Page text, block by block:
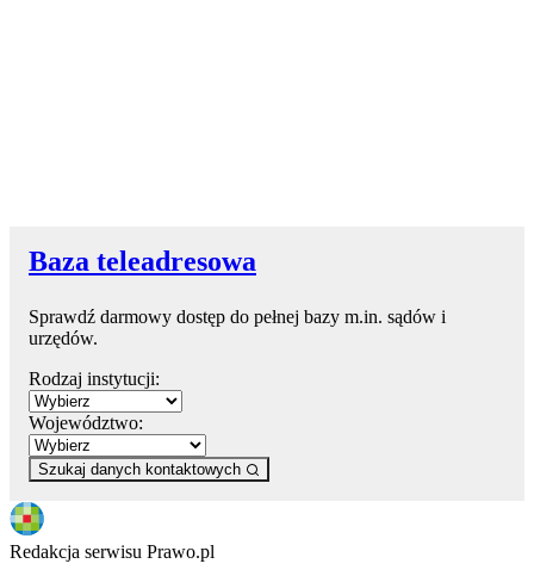
Baza teleadresowa
Sprawdź darmowy dostęp do pełnej bazy m.in. sądów i
urzędów.
Rodzaj instytucji:
Województwo:
Szukaj danych kontaktowych
Redakcja serwisu Prawo.pl